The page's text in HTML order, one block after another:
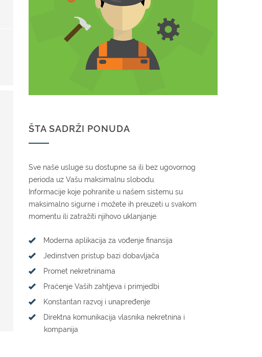
ŠTA SADRŽI PONUDA
Sve naše usluge su dostupne sa ili bez ugovornog
perioda uz Vašu maksimalnu slobodu.
Informacije koje pohranite u našem sistemu su
maksimalno sigurne i možete ih preuzeti u svakom
momentu ili zatražiti njihovo uklanjanje.
Moderna aplikacija za vođenje finansija
Jedinstven pristup bazi dobavljača
Promet nekretninama
Praćenje Vaših zahtjeva i primjedbi
Konstantan razvoj i unapređenje
Direktna komunikacija vlasnika nekretnina i
kompanija